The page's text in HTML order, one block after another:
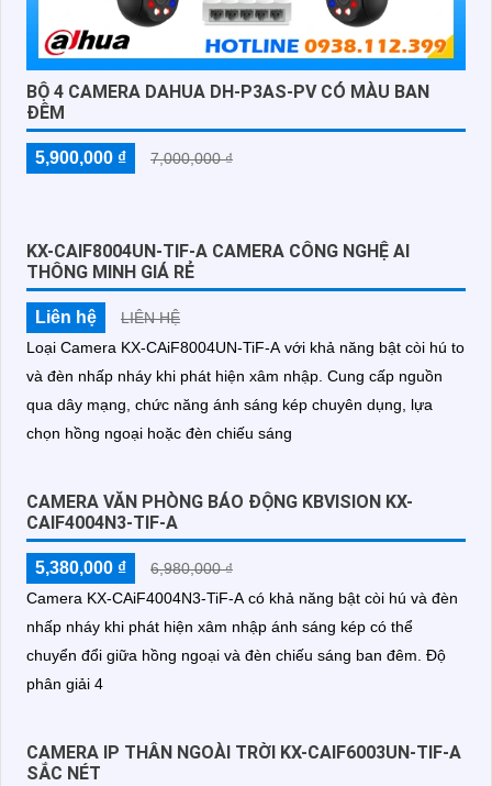
BỘ 4 CAMERA DAHUA DH-P3AS-PV CÓ MÀU BAN
ĐÊM
5,900,000 ₫ 7,000,000 ₫
KX-CAIF8004UN-TIF-A CAMERA CÔNG NGHỆ AI
THÔNG MINH GIÁ RẺ
Liên hệ
LIÊN HỆ
Loại Camera KX-CAiF8004UN-TiF-A với khả năng bật còi hú to
và đèn nhấp nháy khi phát hiện xâm nhập. Cung cấp nguồn
qua dây mạng, chức năng ánh sáng kép chuyên dụng, lựa
chọn hồng ngoại hoặc đèn chiếu sáng
CAMERA VĂN PHÒNG BÁO ĐỘNG KBVISION KX-
CAIF4004N3-TIF-A
5,380,000 ₫
6,980,000 ₫
Camera KX-CAiF4004N3-TiF-A có khả năng bật còi hú và đèn
nhấp nháy khi phát hiện xâm nhập ánh sáng kép có thể
chuyển đổi giữa hồng ngoại và đèn chiếu sáng ban đêm. Độ
phân giải 4
CAMERA IP THÂN NGOÀI TRỜI KX-CAIF6003UN-TIF-A
SẮC NÉT